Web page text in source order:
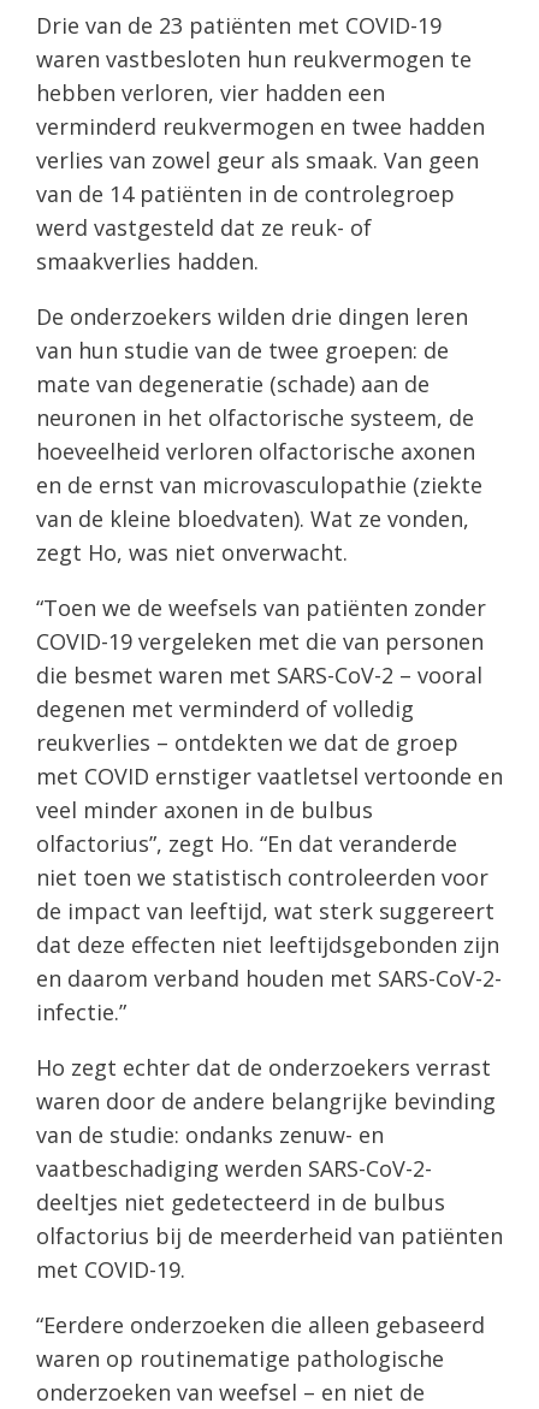
Drie van de 23 patiënten met COVID-19
waren vastbesloten hun reukvermogen te
hebben verloren, vier hadden een
verminderd reukvermogen en twee hadden
verlies van zowel geur als smaak. Van geen
van de 14 patiënten in de controlegroep
werd vastgesteld dat ze reuk- of
smaakverlies hadden.
De onderzoekers wilden drie dingen leren
van hun studie van de twee groepen: de
mate van degeneratie (schade) aan de
neuronen in het olfactorische systeem, de
hoeveelheid verloren olfactorische axonen
en de ernst van microvasculopathie (ziekte
van de kleine bloedvaten). Wat ze vonden,
zegt Ho, was niet onverwacht.
“Toen we de weefsels van patiënten zonder
COVID-19 vergeleken met die van personen
die besmet waren met SARS-CoV-2 – vooral
degenen met verminderd of volledig
reukverlies – ontdekten we dat de groep
met COVID ernstiger vaatletsel vertoonde en
veel minder axonen in de bulbus
olfactorius”, zegt Ho. “En dat veranderde
niet toen we statistisch controleerden voor
de impact van leeftijd, wat sterk suggereert
dat deze effecten niet leeftijdsgebonden zijn
en daarom verband houden met SARS-CoV-2-
infectie.”
Ho zegt echter dat de onderzoekers verrast
waren door de andere belangrijke bevinding
van de studie: ondanks zenuw- en
vaatbeschadiging werden SARS-CoV-2-
deeltjes niet gedetecteerd in de bulbus
olfactorius bij de meerderheid van patiënten
met COVID-19.
“Eerdere onderzoeken die alleen gebaseerd
waren op routinematige pathologische
onderzoeken van weefsel – en niet de